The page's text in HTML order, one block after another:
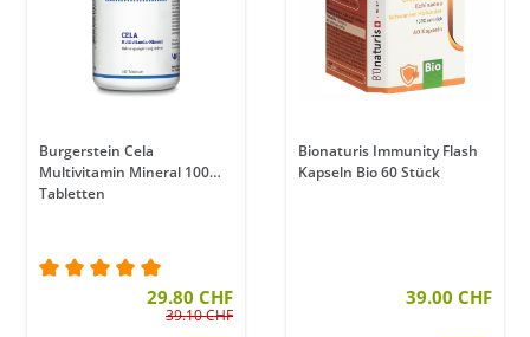
Burgerstein Cela
Multivitamin Mineral 100
Tabletten
Durchschnittliche Bewertung von 5 von 5 Sternen
29.80 CHF
39.10 CHF
Bionaturis Immunity Flash
Kapseln Bio 60 Stück
39.00 CHF